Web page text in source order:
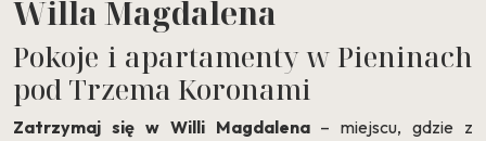
Willa Magdalena
Pokoje i apartamenty w Pieninach
pod Trzema Koronami
Zatrzymaj się w Willi Magdalena– miejscu, gdzie z